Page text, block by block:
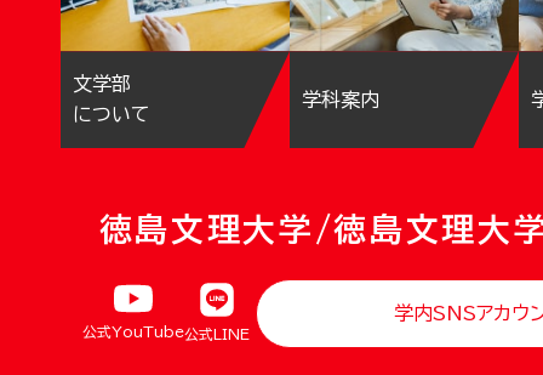
文学部
について
学科案内
徳島文理大学/徳島文理大
公式YouTube公式LINE
学内SNSアカウ